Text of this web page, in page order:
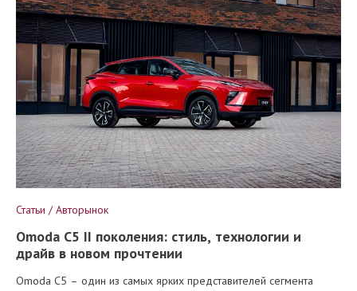
Статьи / Авторынок
Omoda C5 II поколения: стиль, технологии и
драйв в новом прочтении
Omoda C5 – один из самых ярких представителей сегмента